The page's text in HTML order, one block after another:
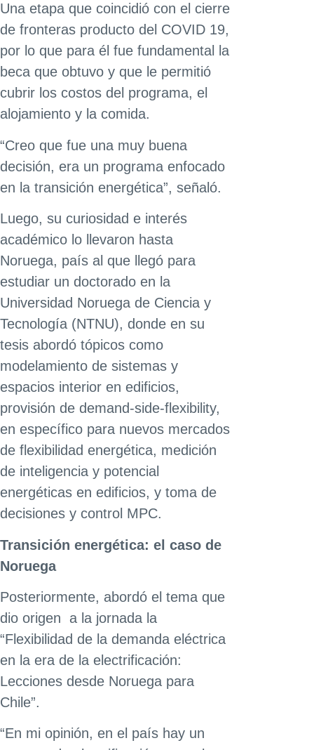
Una etapa que coincidió con el cierre
de fronteras producto del COVID 19,
por lo que para él fue fundamental la
beca que obtuvo y que le permitió
cubrir los costos del programa, el
alojamiento y la comida.
“Creo que fue una muy buena
decisión, era un programa enfocado
en la transición energética”, señaló.
Luego, su curiosidad e interés
académico lo llevaron hasta
Noruega, país al que llegó para
estudiar un doctorado en la
Universidad Noruega de Ciencia y
Tecnología (NTNU), donde en su
tesis abordó tópicos como
modelamiento de sistemas y
espacios interior en edificios,
provisión de demand-side-flexibility,
en específico para nuevos mercados
de flexibilidad energética, medición
de inteligencia y potencial
energéticas en edificios, y toma de
decisiones y control MPC.
Transición energética: el caso de
Noruega
Posteriormente, abordó el tema que
dio origen a la jornada la
“Flexibilidad de la demanda eléctrica
en la era de la electrificación:
Lecciones desde Noruega para
Chile”.
“En mi opinión, en el país hay un